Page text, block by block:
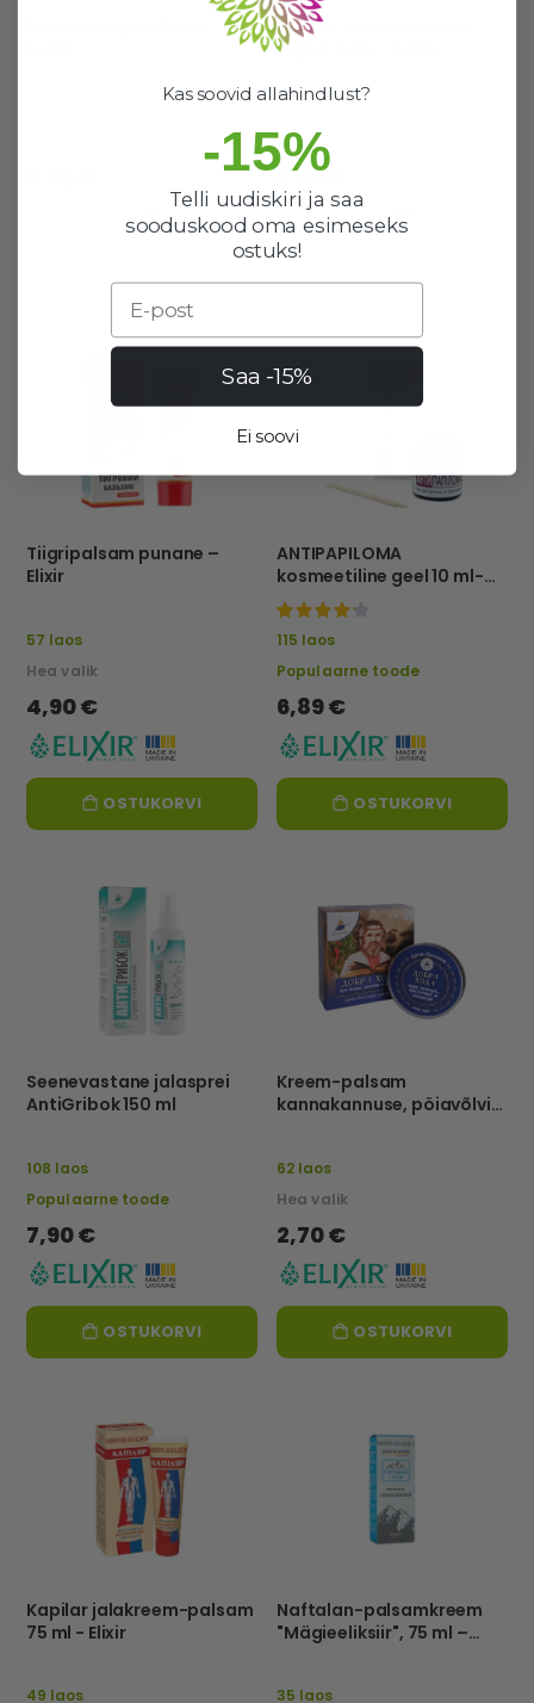
Küünte seenevastased
tilgad 15 ml - ELIXIR
96%
Populaarne toode
6,89 €
Tiigripalsam punane –
Elixir
57 laos
Hea valik
4,90 €
OSTUKORVI
ANTIPAPILOMA
kosmeetiline geel 10 ml-
ELEXIR
100%
115 laos
Populaarne toode
6,89 €
OSTUKORVI
Seenevastane jalasprei
AntiGribok 150 ml
108 laos
Populaarne toode
7,90 €
OSTUKORVI
Kreem-palsam
kannakannuse, pöiavõlvi
62 laos
Hea valik
2,70 €
OSTUKORVI
Kapilar jalakreem-palsam
75 ml - Elixir
49 laos
Naftalan-palsamkreem
"Mägieeliksiir", 75 ml –
35 laos
Kas soovid allahindlust?
-15%
Telli uudiskiri ja saa
sooduskood oma esimeseks
ostuks!
Saa -15%
Ei soovi